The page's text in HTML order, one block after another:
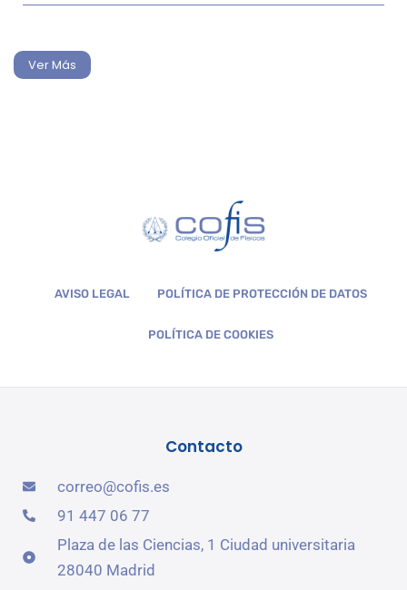
Ver Más
AVISO LEGAL POLÍTICA DE PROTECCIÓN DE DATOS
POLÍTICA DE COOKIES
Contacto
correo@cofis.es
91 447 06 77
Plaza de las Ciencias, 1 Ciudad universitaria
28040 Madrid